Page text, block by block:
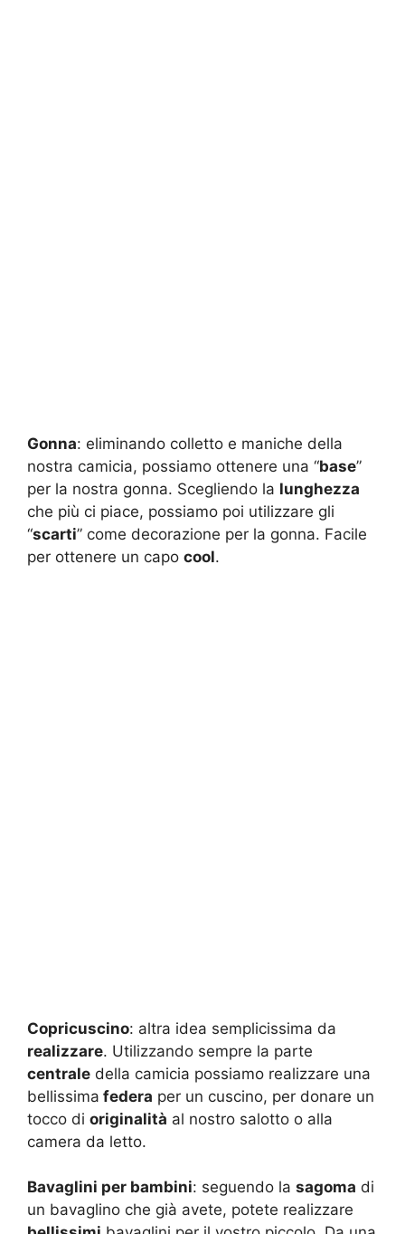
Gonna: eliminando colletto e maniche della
nostra camicia, possiamo ottenere una “base”
per la nostra gonna. Scegliendo la lunghezza
che più ci piace, possiamo poi utilizzare gli
“scarti” come decorazione per la gonna. Facile
per ottenere un capo cool.
Copricuscino: altra idea semplicissima da
realizzare. Utilizzando sempre la parte
centrale della camicia possiamo realizzare una
bellissima federa per un cuscino, per donare un
tocco di originalità al nostro salotto o alla
camera da letto.
Bavaglini per bambini: seguendo la sagoma di
un bavaglino che già avete, potete realizzare